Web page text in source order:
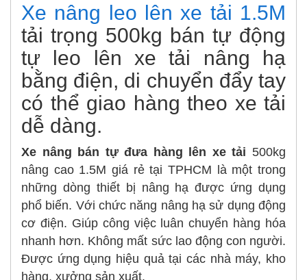
Xe nâng leo lên xe tải 1.5M
tải trọng 500kg bán tự động
tự leo lên xe tải nâng hạ
bằng điện, di chuyển đẩy tay
có thể giao hàng theo xe tải
dễ dàng.
Xe nâng bán tự đưa hàng lên xe tải 500kg
nâng cao 1.5M giá rẻ tại TPHCM là một trong
những dòng thiết bị nâng hạ được ứng dụng
phổ biến. Với chức năng nâng hạ sử dụng động
cơ điện. Giúp công việc luân chuyển hàng hóa
nhanh hơn. Không mất sức lao động con người.
Được ứng dụng hiệu quả tại các nhà máy, kho
hàng, xưởng sản xuất.